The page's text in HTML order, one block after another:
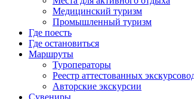
Медицинский туризм
Промышленный туризм
Где поесть
Где остановиться
Маршруты
Туроператоры
Реестр аттестованных
Авторские экскурсии
Сувениры